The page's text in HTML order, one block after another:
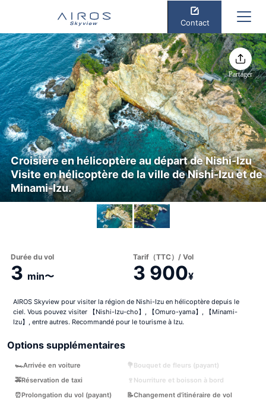
Contact
Partager
Croisière en hélicoptère au départ de Nishi-Izu
Visite en hélicoptère de la ville de Nishi-Izu et de
Minami-Izu.
Durée du vol
3 min〜
Tarif（TTC）/ Vol
3 900¥
AIROS Skyview pour visiter la région de Nishi-Izu en hélicoptère depuis le
ciel. Vous pouvez visiter 【Nishi-Izu-cho】, 【Omuro-yama】, 【Minami-
Izu】, entre autres. Recommandé pour le tourisme à Izu.
Options supplémentaires
🏎Arrivée en voiture
💐Bouquet de fleurs (payant)
🚕Réservation de taxi
🍷Nourriture et boisson à bord
⏰Prolongation du vol (payant)
📝Changement d’itinéraire de vol